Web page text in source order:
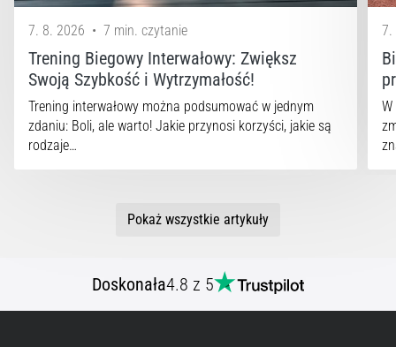
7. 8. 2026 • 7 min. czytanie
Trening Biegowy Interwałowy: Zwiększ
Swoją Szybkość i Wytrzymałość!
Trening interwałowy można podsumować w jednym
zdaniu: Boli, ale warto! Jakie przynosi korzyści, jakie są
rodzaje…
7.
Pokaż wszystkie artykuły
Doskonała4.8 z 5